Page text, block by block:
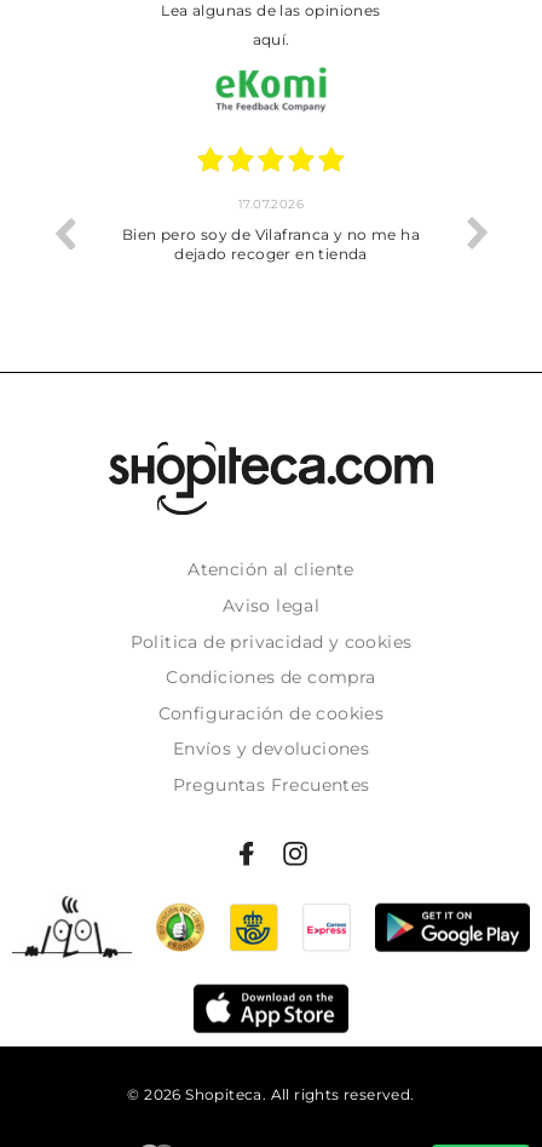
Lea algunas de las opiniones
aquí.
trobat
17.07.2026
Bien pero soy de Vilafranca y no me ha
dejado recoger en tienda
Atención al cliente
Aviso legal
Politica de privacidad y cookies
Condiciones de compra
Configuración de cookies
Envíos y devoluciones
Preguntas Frecuentes
© 2026 Shopiteca. All rights reserved.